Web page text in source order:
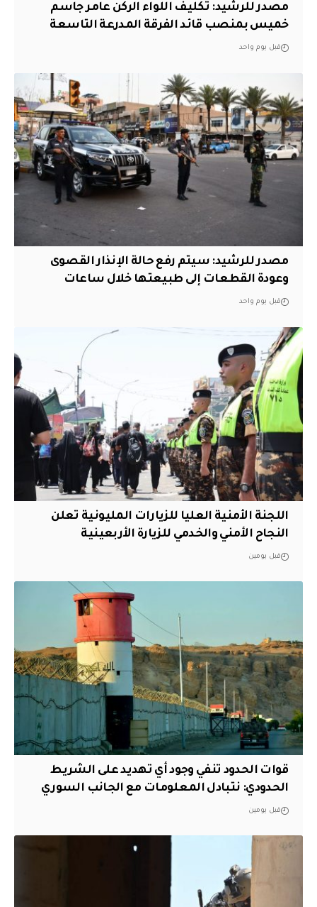
مصدر للرشيد: تكليف اللواء الركن عامر جاسم
خميس بمنصب قائد الفرقة المدرعة التاسعة
قبل يوم واحد
مصدر للرشيد: سيتم رفع حالة الإنذار القصوى
وعودة القطعات إلى طبيعتها خلال ساعات
قبل يوم واحد
اللجنة الأمنية العليا للزيارات المليونية تعلن
النجاح الأمني والخدمي للزيارة الأربعينية
قبل يومين
قوات الحدود تنفي وجود أي تهديد على الشريط
الحدودي: نتبادل المعلومات مع الجانب السوري
قبل يومين